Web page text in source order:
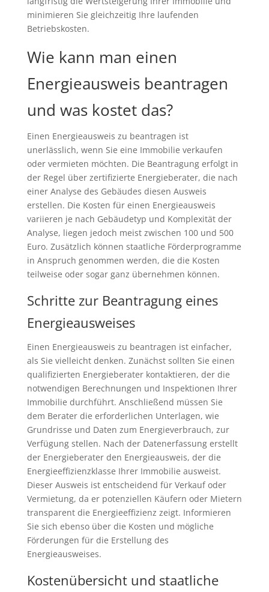
minimieren Sie gleichzeitig Ihre laufenden
Betriebskosten.
Wie kann man einen
Energieausweis beantragen
und was kostet das?
Einen Energieausweis zu beantragen ist
unerlässlich, wenn Sie eine Immobilie verkaufen
oder vermieten möchten. Die Beantragung erfolgt in
der Regel über zertifizierte Energieberater, die nach
einer Analyse des Gebäudes diesen Ausweis
erstellen. Die Kosten für einen Energieausweis
variieren je nach Gebäudetyp und Komplexität der
Analyse, liegen jedoch meist zwischen 100 und 500
Euro. Zusätzlich können staatliche Förderprogramme
in Anspruch genommen werden, die die Kosten
teilweise oder sogar ganz übernehmen können.
Schritte zur Beantragung eines
Energieausweises
Einen Energieausweis zu beantragen ist einfacher,
als Sie vielleicht denken. Zunächst sollten Sie einen
qualifizierten Energieberater kontaktieren, der die
notwendigen Berechnungen und Inspektionen Ihrer
Immobilie durchführt. Anschließend müssen Sie
dem Berater die erforderlichen Unterlagen, wie
Grundrisse und Daten zum Energieverbrauch, zur
Verfügung stellen. Nach der Datenerfassung erstellt
der Energieberater den Energieausweis, der die
Energieeffizienzklasse Ihrer Immobilie ausweist.
Dieser Ausweis ist entscheidend für Verkauf oder
Vermietung, da er potenziellen Käufern oder Mietern
transparent die Energieeffizienz zeigt. Informieren
Sie sich ebenso über die Kosten und mögliche
Förderungen für die Erstellung des
Energieausweises.
Kostenübersicht und staatliche